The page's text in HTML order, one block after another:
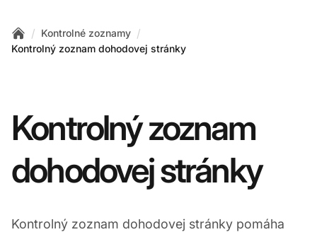
Home
/ Kontrolné zoznamy /
Kontrolný zoznam dohodovej stránky
Kontrolný zoznam
dohodovej stránky
Kontrolný zoznam dohodovej stránky pomáha